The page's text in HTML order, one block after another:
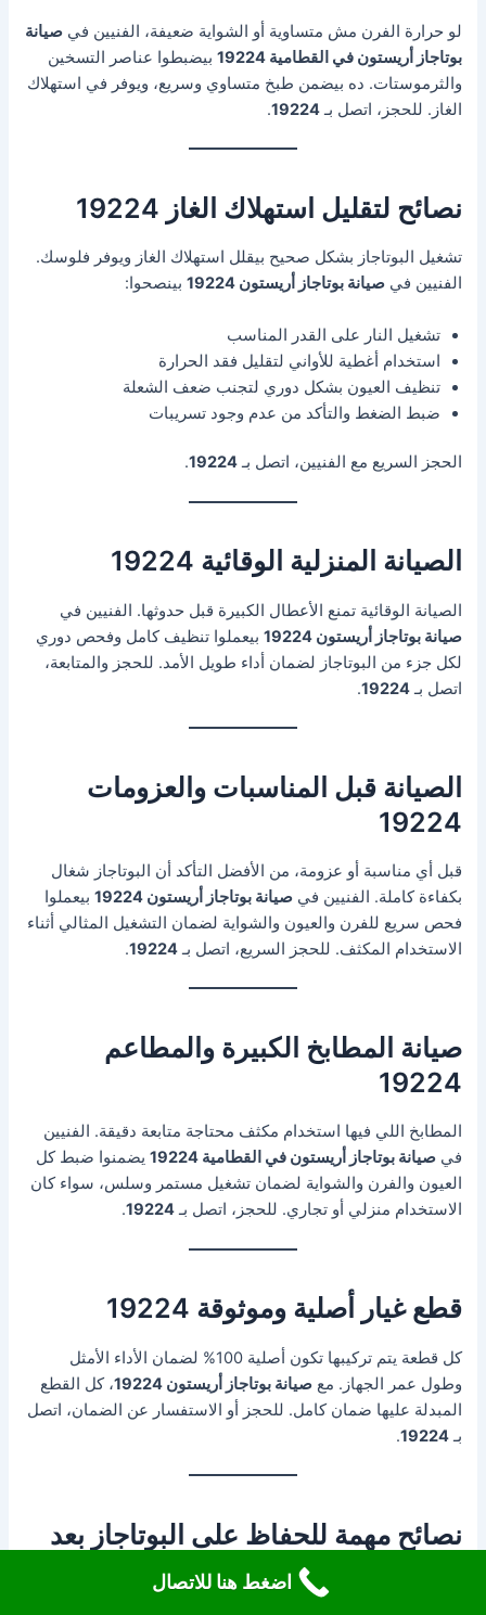
لو حرارة الفرن مش متساوية أو الشواية ضعيفة، الفنيين فيصيانة
بوتاجاز أريستون في القطامية 19224
بيضبطوا عناصر التسخين
والثرموستات. ده بيضمن طبخ متساوي وسريع، ويوفر في استهلاك
الغاز. للحجز، اتصل بـ19224
.
نصائح لتقليل استهلاك الغاز 19224
تشغيل البوتاجاز بشكل صحيح بيقلل استهلاك الغاز ويوفر فلوسك.
الفنيين فيصيانة بوتاجاز أريستون 19224 بينصحوا:
تشغيل النار على القدر المناسب
استخدام أغطية للأواني لتقليل فقد الحرارة
تنظيف العيون بشكل دوري لتجنب ضعف الشعلة
ضبط الضغط والتأكد من عدم وجود تسريبات
الحجز السريع مع الفنيين، اتصل بـ19224
.
الصيانة المنزلية الوقائية 19224
الصيانة الوقائية تمنع الأعطال الكبيرة قبل حدوثها. الفنيين في
صيانة بوتاجاز أريستون 19224
بيعملوا تنظيف كامل وفحص دوري
لكل جزء من البوتاجاز لضمان أداء طويل الأمد. للحجز والمتابعة،
اتصل بـ19224
.
الصيانة قبل المناسبات والعزومات
19224
قبل أي مناسبة أو عزومة، من الأفضل التأكد أن البوتاجاز شغال
بكفاءة كاملة. الفنيين فيصيانة بوتاجاز أريستون 19224
بيعملوا
فحص سريع للفرن والعيون والشواية لضمان التشغيل المثالي أثناء
الاستخدام المكثف. للحجز السريع، اتصل بـ19224
.
صيانة المطابخ الكبيرة والمطاعم
19224
المطابخ اللي فيها استخدام مكثف محتاجة متابعة دقيقة. الفنيين
فيصيانة بوتاجاز أريستون في القطامية 19224
يضمنوا ضبط كل
العيون والفرن والشواية لضمان تشغيل مستمر وسلس، سواء كان
الاستخدام منزلي أو تجاري. للحجز، اتصل بـ19224
.
قطع غيار أصلية وموثوقة 19224
كل قطعة يتم تركيبها تكون أصلية 100% لضمان الأداء الأمثل
وطول عمر الجهاز. معصيانة بوتاجاز أريستون 19224
، كل القطع
المبدلة عليها ضمان كامل. للحجز أو الاستفسار عن الضمان، اتصل
بـ19224
.
نصائح مهمة للحفاظ على البوتاجاز بعد
اضغط هنا للاتصال